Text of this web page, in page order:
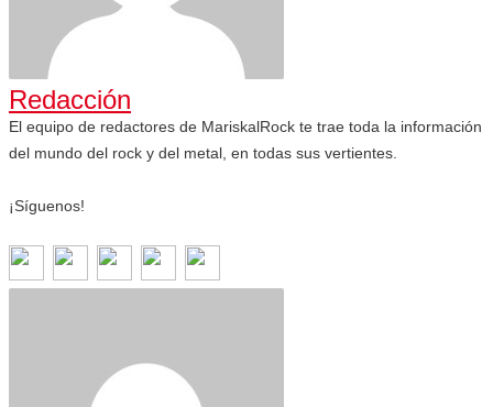
Redacción
El equipo de redactores de MariskalRock te trae toda la información
del mundo del rock y del metal, en todas sus vertientes.
¡Síguenos!